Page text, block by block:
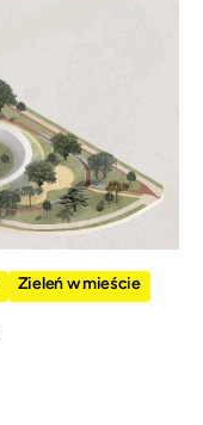
Zieleń w mieście